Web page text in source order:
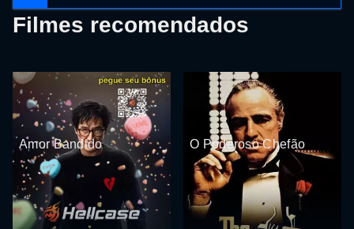
Filmes recomendados
Amor Bandido O Poderoso Chefão